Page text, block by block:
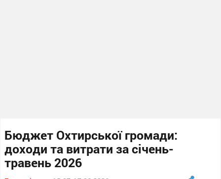
Бюджет Охтирської громади:
доходи та витрати за січень-
травень 2026